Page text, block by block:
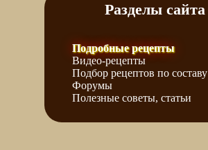
Разделы сайта
Подробные рецепты
Видео-рецепты
Подбор рецептов по составу
Форумы
Полезные советы, статьи